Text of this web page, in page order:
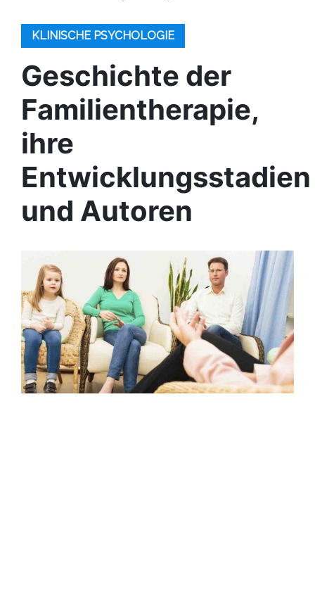
KLINISCHE PSYCHOLOGIE
Geschichte der
Familientherapie,
ihre
Entwicklungsstadien
und Autoren